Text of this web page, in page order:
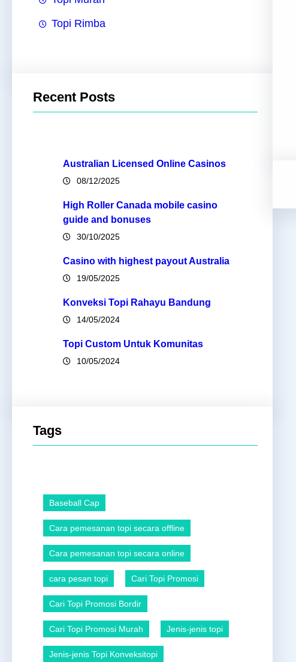
Topi Rimba
Recent Posts
Australian Licensed Online Casinos
08/12/2025
High Roller Canada mobile casino
guide and bonuses
30/10/2025
Casino with highest payout Australia
19/05/2025
Konveksi Topi Rahayu Bandung
14/05/2024
Topi Custom Untuk Komunitas
10/05/2024
Tags
Baseball Cap
Cara pemesanan topi secara offline
Cara pemesanan topi secara online
cara pesan topi Cari Topi Promosi
Cari Topi Promosi Bordir
Cari Topi Promosi Murah Jenis-jenis topi
Jenis-jenis Topi Konveksitopi